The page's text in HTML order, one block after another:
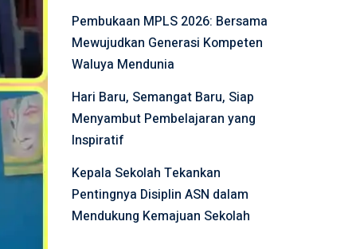
Pembukaan MPLS 2026: Bersama
Mewujudkan Generasi Kompeten
Waluya Mendunia
Hari Baru, Semangat Baru, Siap
Menyambut Pembelajaran yang
Inspiratif
Kepala Sekolah Tekankan
Pentingnya Disiplin ASN dalam
Mendukung Kemajuan Sekolah